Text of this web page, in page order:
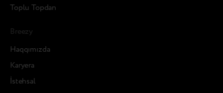
Toplu Topdan
Breezy
Haqqımızda
Karyera
İstehsal